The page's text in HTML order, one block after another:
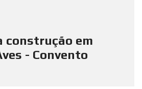
construção em
- Convento